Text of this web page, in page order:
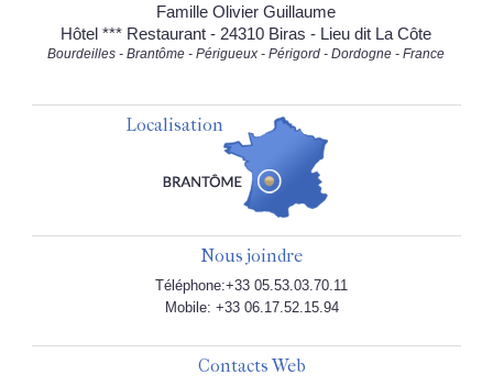
Famille Olivier Guillaume
Hôtel *** Restaurant - 24310 Biras - Lieu dit La Côte
Bourdeilles - Brantôme - Périgueux - Périgord - Dordogne - France
Localisation
Nous joindre
Téléphone:+33 05.53.03.70.11
Mobile: +33 06.17.52.15.94
Contacts Web